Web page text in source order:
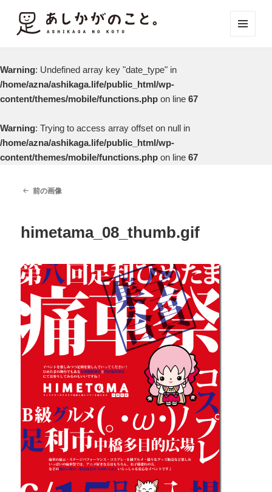
Warning: Undefined array key "date_type" in
/home/azna/ashikaga.life/public_html/wp-
content/themes/mobile/functions.php on line 67
Warning: Trying to access array offset on null in
/home/azna/ashikaga.life/public_html/wp-
content/themes/mobile/functions.php on line 67
前の画像
himetama_08_thumb.gif